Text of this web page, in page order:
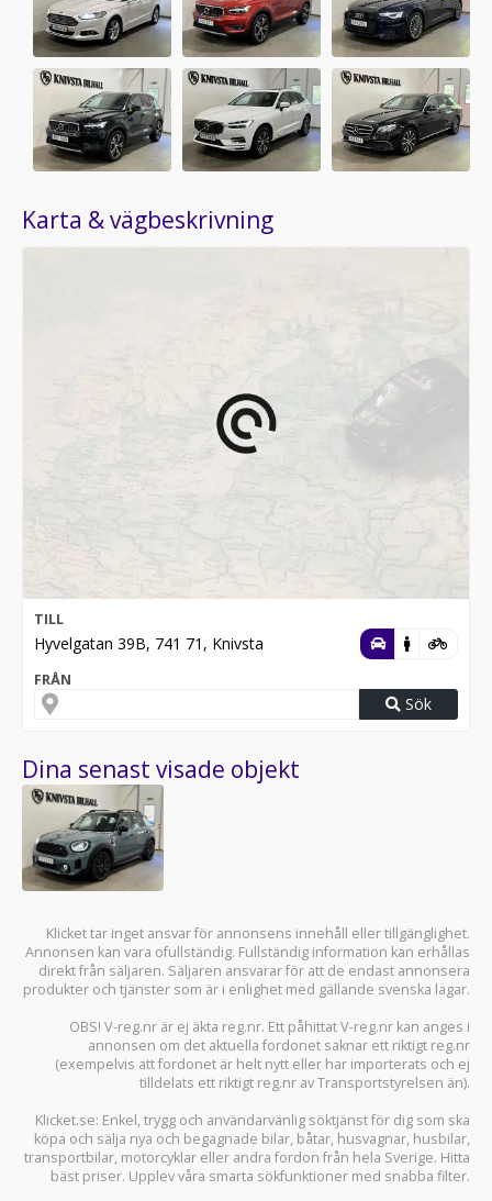
Karta & vägbeskrivning
TILL
Hyvelgatan 39B, 741 71, Knivsta
FRÅN
Sök
Dina senast visade objekt
Klicket tar inget ansvar för annonsens innehåll eller tillgänglighet.
Annonsen kan vara ofullständig. Fullständig information kan erhållas
direkt från säljaren. Säljaren ansvarar för att de endast annonsera
produkter och tjänster som är i enlighet med gällande svenska lagar.
OBS! V-reg.nr är ej äkta reg.nr. Ett påhittat V-reg.nr kan anges i
annonsen om det aktuella fordonet saknar ett riktigt reg.nr
(exempelvis att fordonet är helt nytt eller har importerats och ej
tilldelats ett riktigt reg.nr av Transportstyrelsen än).
Klicket.se: Enkel, trygg och användarvänlig söktjänst för dig som ska
köpa och sälja nya och begagnade bilar, båtar, husvagnar, husbilar,
transportbilar, motorcyklar eller andra fordon från hela Sverige. Hitta
bäst priser. Upplev våra smarta sökfunktioner med snabba filter.